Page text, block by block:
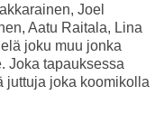
Joel
Aatu Raitala, Lina
joku muu jonka
Joka tapauksessa
juttuja joka koomikolla